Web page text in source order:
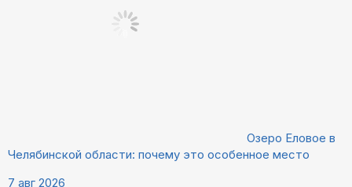
Озеро Еловое в
Челябинской области: почему это особенное место
7 авг 2026